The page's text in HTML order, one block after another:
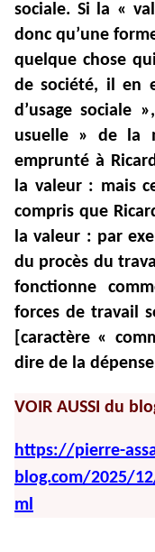
sociale. Si la «
donc qu’une
quelque chose
de société, il en
d’usage sociale
usuelle » de la
emprunté à
la valeur : mais
compris que
la valeur : par
du procès du
fonctionne
forces de travail
[caractère «
dire de la
VOIR AUSSI du
https://pierre-
blog.com/2025/
ml